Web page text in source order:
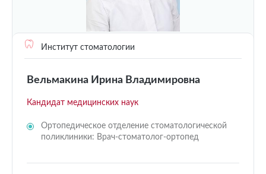
Институт стоматологии
Вельмакина Ирина Владимировна
Кандидат медицинских наук
Ортопедическое отделение стоматологической
поликлиники: Врач-стоматолог-ортопед